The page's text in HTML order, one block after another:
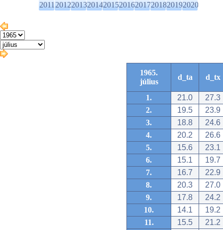
2011201220132014201520162017201820192020
1965.
július
d_ta d_tx
1. 21.0
27.3
2.
19.5
23.9
3.
18.8
24.6
4.
20.2
26.6
5.
15.6
23.1
6.
15.1
19.7
7.
16.7
22.9
8.
20.3
27.0
9.
17.8
24.2
10.
14.1
19.2
11.
15.5
21.2